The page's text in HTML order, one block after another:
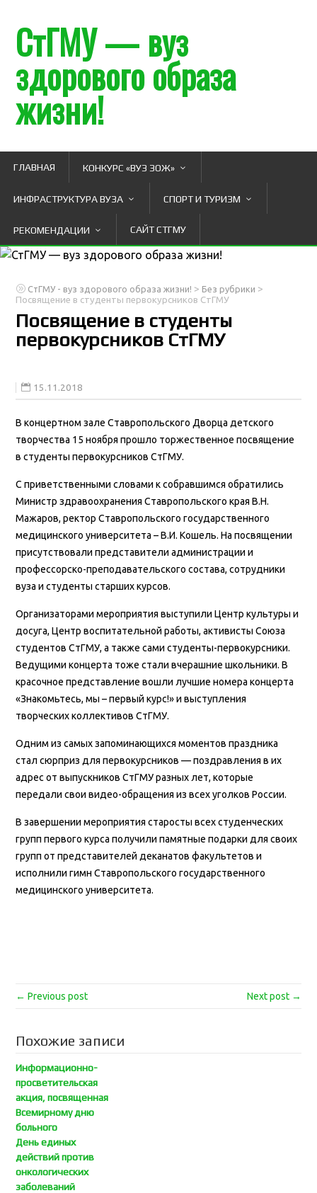
СтГМУ — вуз
здорового образа
жизни!
ГЛАВНАЯ КОНКУРС «ВУЗ ЗОЖ»
ИНФРАСТРУКТУРА ВУЗА СПОРТ И ТУРИЗМ
РЕКОМЕНДАЦИИ САЙТ СТГМУ
СтГМУ - вуз здорового образа жизни! > Без рубрики >
Посвящение в студенты первокурсников СтГМУ
Посвящение в студенты
первокурсников СтГМУ
15.11.2018
В концертном зале Ставропольского Дворца детского
творчества 15 ноября прошло торжественное посвящение
в студенты первокурсников СтГМУ.
С приветственными словами к собравшимся обратились
Министр здравоохранения Ставропольского края В.Н.
Мажаров, ректор Ставропольского государственного
медицинского университета – В.И. Кошель. На посвящении
присутствовали представители администрации и
профессорско-преподавательского состава, сотрудники
вуза и студенты старших курсов.
Организаторами мероприятия выступили Центр культуры и
досуга, Центр воспитательной работы, активисты Союза
студентов СтГМУ, а также сами студенты-первокурсники.
Ведущими концерта тоже стали вчерашние школьники. В
красочное представление вошли лучшие номера концерта
«Знакомьтесь, мы – первый курс!» и выступления
творческих коллективов СтГМУ.
Одним из самых запоминающихся моментов праздника
стал сюрприз для первокурсников — поздравления в их
адрес от выпускников СтГМУ разных лет, которые
передали свои видео-обращения из всех уголков России.
В завершении мероприятия старосты всех студенческих
групп первого курса получили памятные подарки для своих
групп от представителей деканатов факультетов и
исполнили гимн Ставропольского государственного
медицинского университета.
← Previous post Next post →
Похожие записи
Информационно-
просветительская
акция, посвященная
Всемирному дню
больного
День единых
действий против
онкологических
заболеваний